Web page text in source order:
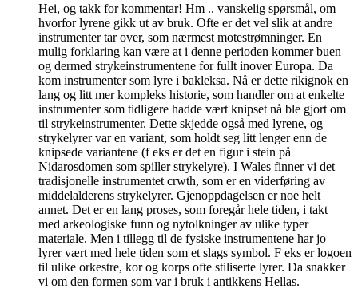
Hei, og takk for kommentar! Hm .. vanskelig spørsmål, om
hvorfor lyrene gikk ut av bruk. Ofte er det vel slik at andre
instrumenter tar over, som nærmest motestrømninger. En
mulig forklaring kan være at i denne perioden kommer buen
og dermed strykeinstrumentene for fullt inover Europa. Da
kom instrumenter som lyre i bakleksa. Nå er dette rikignok en
lang og litt mer kompleks historie, som handler om at enkelte
instrumenter som tidligere hadde vært knipset nå ble gjort om
til strykeinstrumenter. Dette skjedde også med lyrene, og
strykelyrer var en variant, som holdt seg litt lenger enn de
knipsede variantene (f eks er det en figur i stein på
Nidarosdomen som spiller strykelyre). I Wales finner vi det
tradisjonelle instrumentet crwth, som er en viderføring av
middelalderens strykelyrer. Gjenoppdagelsen er noe helt
annet. Det er en lang proses, som foregår hele tiden, i takt
med arkeologiske funn og nytolkninger av ulike typer
materiale. Men i tillegg til de fysiske instrumentene har jo
lyrer vært med hele tiden som et slags symbol. F eks er logoen
til ulike orkestre, kor og korps ofte stiliserte lyrer. Da snakker
vi om den formen som var i bruk i antikkens Hellas.